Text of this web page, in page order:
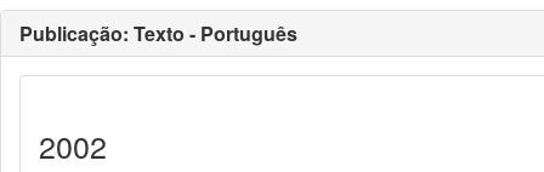
Publicação: Texto - Português
2002